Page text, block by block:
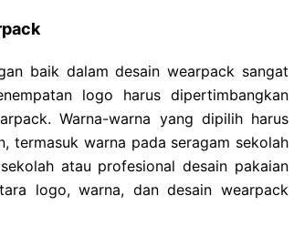
baik dalam desain wearpack sangat
logo harus dipertimbangkan
Warna-warna yang dipilih harus
termasuk warna pada seragam sekolah
atau profesional desain pakaian
logo, warna, dan desain wearpack